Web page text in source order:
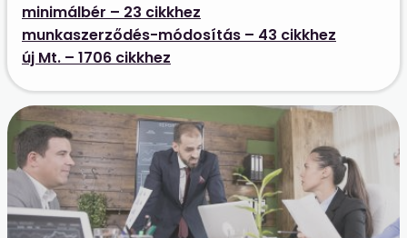
minimálbér – 23 cikkhez
munkaszerződés-módosítás – 43 cikkhez
új Mt. – 1706 cikkhez